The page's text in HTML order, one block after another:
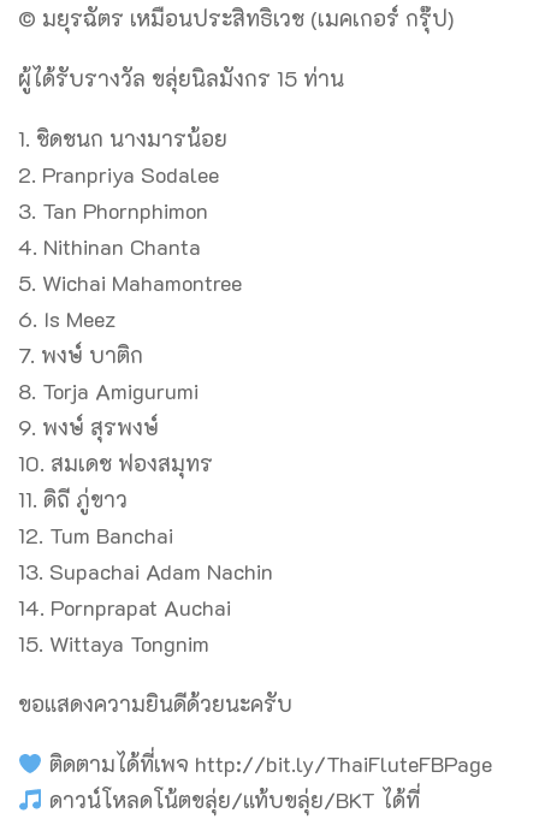
© มยุรฉัตร เหมือนประสิทธิเวช (เมคเกอร์ กรุ๊ป)
ผู้ได้รับรางวัล ขลุ่ยนิลมังกร 15 ท่าน
1. ชิดชนก นางมารน้อย
2. Pranpriya Sodalee
3. Tan Phornphimon
4. Nithinan Chanta
5. Wichai Mahamontree
6. Is Meez
7. พงษ์ บาติก
8. Torja Amigurumi
9. พงษ์ สุรพงษ์
10. สมเดช ฟองสมุทร
11. ดิถี ภู่ขาว
12. Tum Banchai
13. Supachai Adam Nachin
14. Pornprapat Auchai
15. Wittaya Tongnim
ขอแสดงความยินดีด้วยนะครับ
ติดตามได้ที่เพจ http://bit.ly/ThaiFluteFBPage
ดาวน์โหลดโน้ตขลุ่ย/แท้บขลุ่ย/BKT ได้ที่